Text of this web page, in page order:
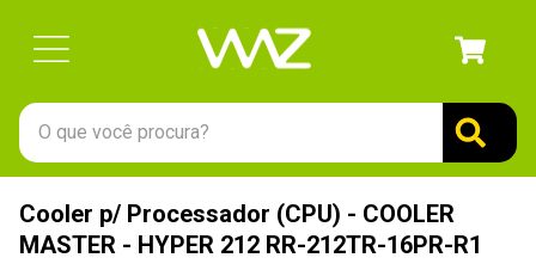
O que você procura?
Cooler p/ Processador (CPU) - COOLER
MASTER - HYPER 212 RR-212TR-16PR-R1
1º
gabinete